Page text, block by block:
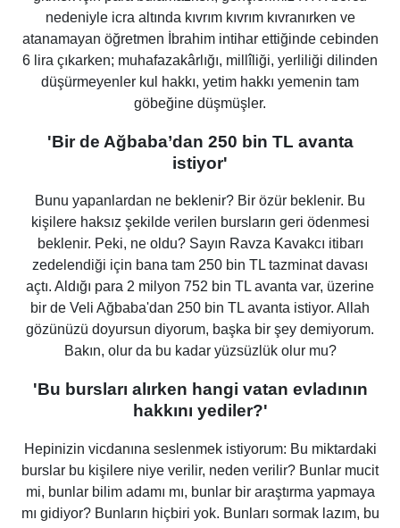
nedeniyle icra altında kıvrım kıvrım kıvranırken ve
atanamayan öğretmen İbrahim intihar ettiğinde cebinden
6 lira çıkarken; muhafazakârlığı, millîliği, yerliliği dilinden
düşürmeyenler kul hakkı, yetim hakkı yemenin tam
göbeğine düşmüşler.
'Bir de Ağbaba’dan 250 bin TL avanta
istiyor'
Bunu yapanlardan ne beklenir? Bir özür beklenir. Bu
kişilere haksız şekilde verilen bursların geri ödenmesi
beklenir. Peki, ne oldu? Sayın Ravza Kavakcı itibarı
zedelendiği için bana tam 250 bin TL tazminat davası
açtı. Aldığı para 2 milyon 752 bin TL avanta var, üzerine
bir de Veli Ağbaba'dan 250 bin TL avanta istiyor. Allah
gözünüzü doyursun diyorum, başka bir şey demiyorum.
Bakın, olur da bu kadar yüzsüzlük olur mu?
'Bu bursları alırken hangi vatan evladının
hakkını yediler?'
Hepinizin vicdanına seslenmek istiyorum: Bu miktardaki
burslar bu kişilere niye verilir, neden verilir? Bunlar mucit
mi, bunlar bilim adamı mı, bunlar bir araştırma yapmaya
mı gidiyor? Bunların hiçbiri yok. Bunları sormak lazım, bu